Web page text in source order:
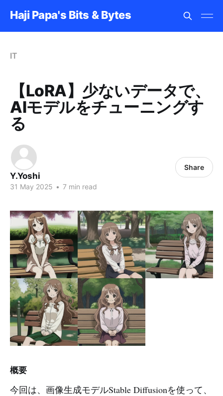
Haji Papa's Bits & Bytes
IT
【LoRA】少ないデータで、
AIモデルをチューニングす
る
Y.Yoshi
31 May 2025 • 7 min read
Share
概要
今回は、画像生成モデルStable Diffusionを使って、